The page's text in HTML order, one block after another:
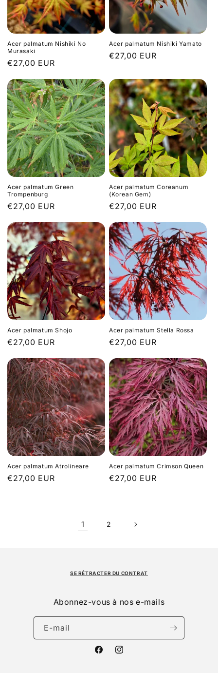
Acer palmatum Nishiki No
Murasaki
Prix
€27,00 EUR
Acer palmatum Nishiki Yamato
Prix
€27,00 EUR
Acer palmatum Green
Trompenburg
Prix
€27,00 EUR
Acer palmatum Coreanum
(Korean Gem)
Prix
€27,00 EUR
Acer palmatum Shojo
Prix
€27,00 EUR
Acer palmatum Stella Rossa
Prix
€27,00 EUR
Acer palmatum Atrolineare
Prix
€27,00 EUR
Acer palmatum Crimson Queen
Prix
€27,00 EUR
1 2
SE RÉTRACTER DU CONTRAT
Abonnez-vous à nos e-mails
E-mail
FacebookInstagram